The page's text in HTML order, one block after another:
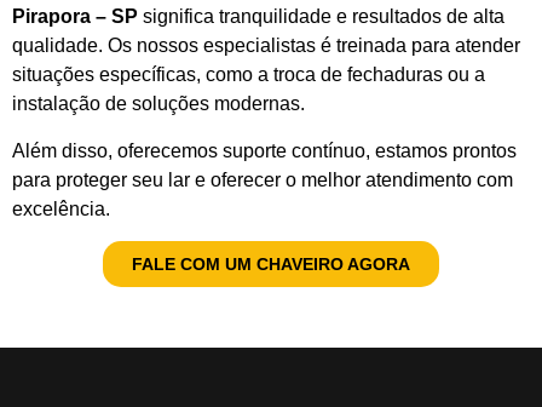
Pirapora – SP significa tranquilidade e resultados de alta
qualidade. Os nossos especialistas é treinada para atender
situações específicas, como a troca de fechaduras ou a
instalação de soluções modernas.
Além disso, oferecemos suporte contínuo, estamos prontos
para proteger seu lar e oferecer o melhor atendimento com
excelência.
FALE COM UM CHAVEIRO AGORA